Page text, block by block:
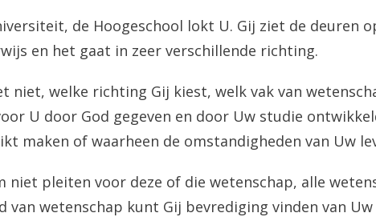
de Hoogeschool lokt U. Gij ziet de deuren
en het gaat in zeer verschillende richting.
niet, welke richting Gij kiest, welk vak van
U door God gegeven en door Uw studie
maken of waarheen de omstandigheden van Uw
niet pleiten voor deze of die wetenschap, alle
van wetenschap kunt Gij bevrediging vinden van